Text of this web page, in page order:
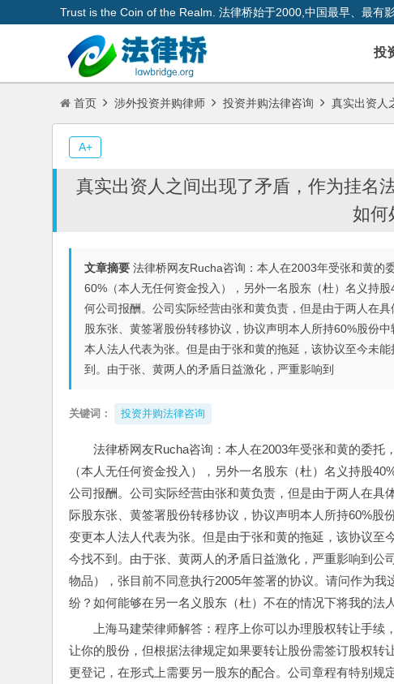
Trust is the Coin of the Realm. 法律桥始于2000,中国最早、最有
投
首页 涉外投资并购律师 投资并购法律咨询 真实出资人
真实出资人之间出现了矛盾，作为挂名
如何
文章摘要 法律桥网友Rucha咨询：本人在2003年受张和黄的
60%（本人无任何资金投入），另外一名股东（杜）名义持
何公司报酬。公司实际经营由张和黄负责，但是由于两人在
股东张、黄签署股份转移协议，协议声明本人所持60%股份
本人法人代表为张。但是由于张和黄的拖延，该协议至今未
到。由于张、黄两人的矛盾日益激化，严重影响到
关键词： 投资并购法律咨询
法律桥网友Rucha咨询：本人在2003年受张和黄的委
（本人无任何资金投入），另外一名股东（杜）名义持股
公司报酬。公司实际经营由张和黄负责，但是由于两人在
际股东张、黄签署股份转移协议，协议声明本人所持60%
变更本人法人代表为张。但是由于张和黄的拖延，该协议
今找不到。由于张、黄两人的矛盾日益激化，严重影响到
物品），张目前不同意执行2005年签署的协议。请问作为
纷？如何能够在另一名义股东（杜）不在的情况下将我的法
上海马建荣律师解答：程序上你可以办理股权转让手
让你的股份，但根据法律规定如果要转让股份需签订股权
更登记，在形式上需要另一股东的配合。公司章程有特别规
A+